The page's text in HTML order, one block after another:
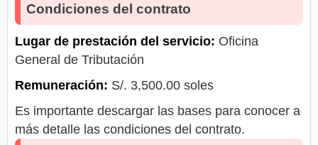
Condiciones del contrato
Lugar de prestación del servicio: Oficina
General de Tributación
Remuneración: S/. 3,500.00 soles
Es importante descargar las bases para conocer a
más detalle las condiciones del contrato.